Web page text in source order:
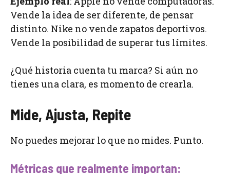
Vende la idea de ser diferente, de pensar
distinto. Nike no vende zapatos deportivos.
Vende la posibilidad de superar tus límites.
¿Qué historia cuenta tu marca? Si aún no
tienes una clara, es momento de crearla.
Mide, Ajusta, Repite
No puedes mejorar lo que no mides. Punto.
Métricas que realmente importan: